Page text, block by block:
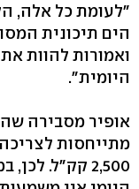
"לעומת כל אלה,
הים תיכונית
ואמורות להוות
היומית".
אופיר מסבירה
מתייחסות
2,500 קק"ל.